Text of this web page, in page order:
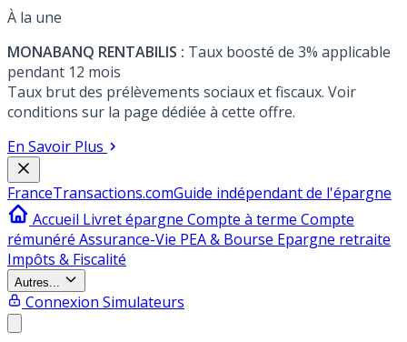
À la une
MONABANQ RENTABILIS : Taux boosté de 3% applicable
pendant 12 mois
Taux brut des prélèvements sociaux et fiscaux. Voir
conditions sur la page dédiée à cette offre.
En Savoir Plus
FranceTransactions.comGuide indépendant de l'épargne
Accueil Livret épargne Compte à terme Compte
rémunéré Assurance-Vie PEA & Bourse Epargne retraite
Impôts & Fiscalité
Autres...
Connexion Simulateurs